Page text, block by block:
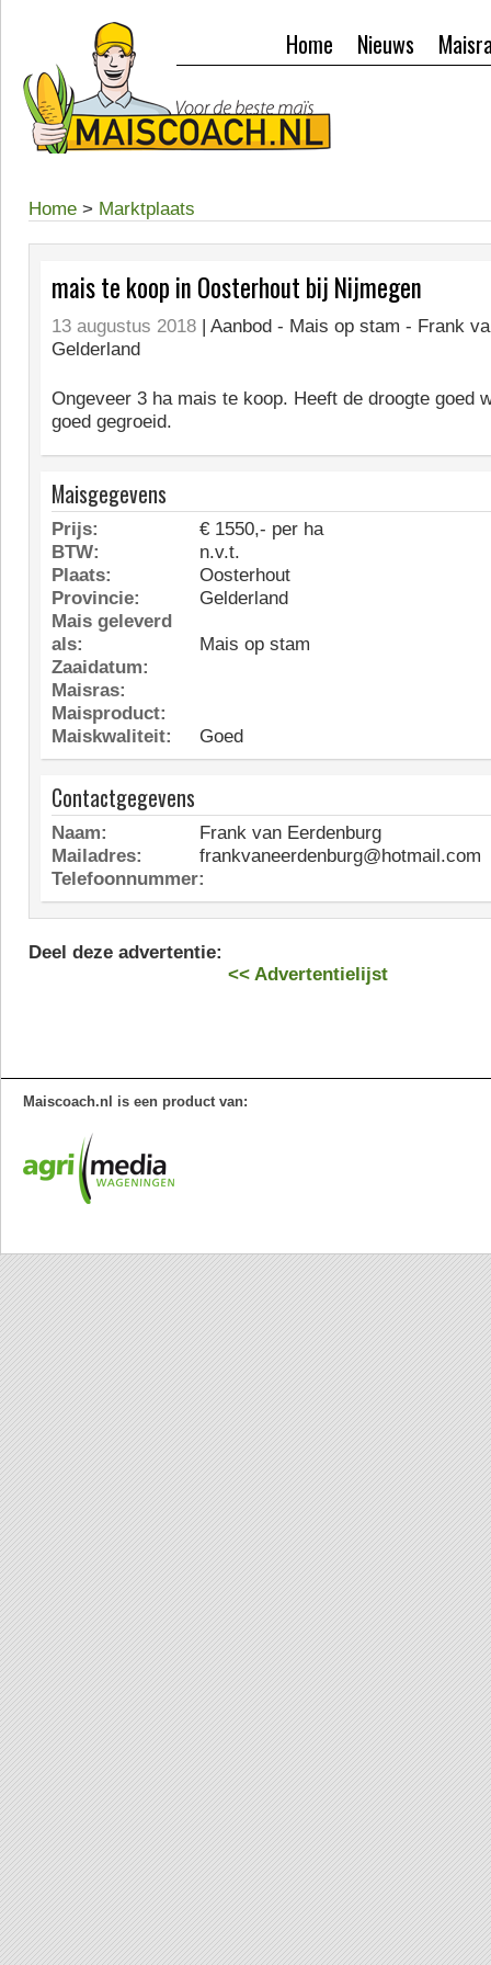
Nieuws
Home
Home > Marktplaats
mais te koop in Oosterhout bij Nijmegen
13 augustus 2018 | Aanbod - Mais op stam - Frank
Gelderland
Ongeveer 3 ha mais te koop. Heeft de droogte goed
goed gegroeid.
Maisgegevens
Prijs:
€ 1550,- per ha
BTW:
n.v.t.
Plaats:
Oosterhout
Provincie:
Gelderland
Mais geleverd
als:
Mais op stam
Zaaidatum:
Maisras:
Maisproduct:
Maiskwaliteit:
Goed
Contactgegevens
Naam:
Frank van Eerdenburg
Mailadres:
frankvaneerdenburg@hotmail.com
Telefoonnummer:
Deel deze advertentie:
<< Advertentielijst
Maiscoach.nl is een product van: